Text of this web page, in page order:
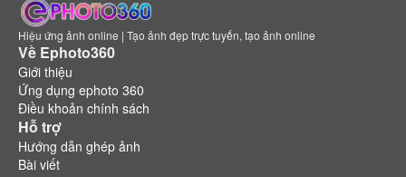
Hiệu ứng ảnh online | Tạo ảnh đẹp trực tuyến, tạo ảnh online
Về Ephoto360
Giới thiệu
Ứng dụng ephoto 360
Điều khoản chính sách
Hỗ trợ
Hướng dẫn ghép ảnh
Bài viết